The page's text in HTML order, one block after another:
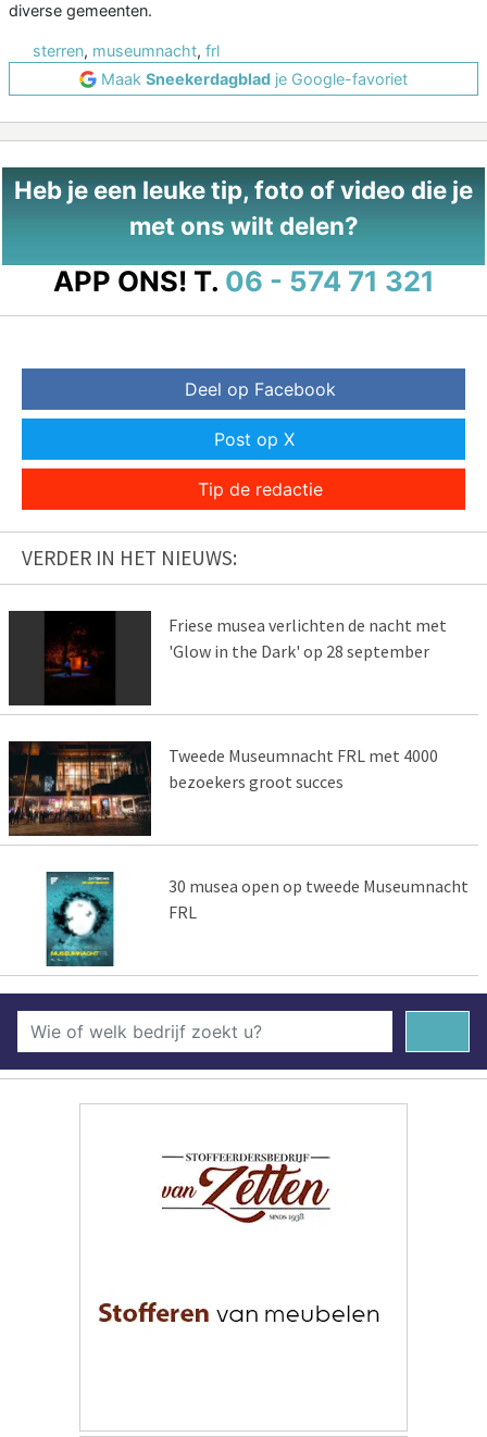
diverse gemeenten.
sterren, museumnacht, frl
Maak Sneekerdagblad je Google-favoriet
Heb je een leuke tip, foto of video die je
met ons wilt delen?
APP ONS! T. 06 - 574 71 321
Deel op Facebook
Post op X
Tip de redactie
VERDER IN HET NIEUWS:
Friese musea verlichten de nacht met
'Glow in the Dark' op 28 september
Tweede Museumnacht FRL met 4000
bezoekers groot succes
30 musea open op tweede Museumnacht
FRL